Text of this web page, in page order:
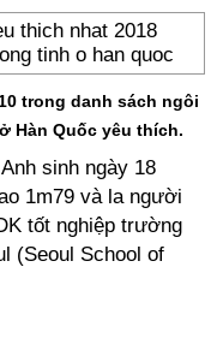
trong danh sách ngôi
Hàn Quốc yêu thích.
sinh ngày 18
1m79 và la người
tốt nghiệp trường
(Seoul School of